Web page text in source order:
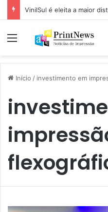
Menu
Início / investimento em